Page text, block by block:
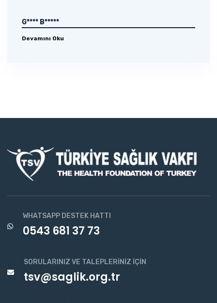
G**** B*****
Devamını Oku
WHATSAPP DESTEK HATTI
0543 681 37 73
SORULARINIZ VE TALEPLERINIZ İÇIN
tsv@saglik.org.tr